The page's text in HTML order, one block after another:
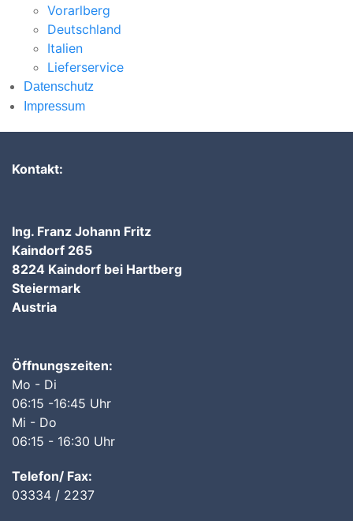
Vorarlberg
Deutschland
Italien
Lieferservice
Datenschutz
Impressum
Kontakt:
Ing. Franz Johann Fritz
Kaindorf 265
8224 Kaindorf bei Hartberg
Steiermark
Austria
Öffnungszeiten:
Mo - Di
06:15 -16:45 Uhr
Mi - Do
06:15 - 16:30 Uhr
Telefon/ Fax:
03334 / 2237